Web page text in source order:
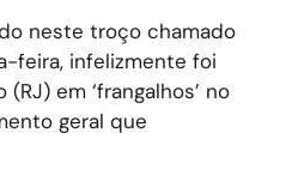
neste troço chamado
feira, infelizmente foi
em ‘frangalhos’ no
geral que